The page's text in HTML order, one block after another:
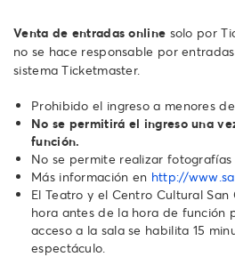
Venta de entradas online solo por
no se hace responsable por
sistema Ticketmaster.
Prohibido el ingreso a menores de
No se permitirá el ingreso una
función.
No se permite realizar
Más información en http://
El Teatro y el Centro Cultural San
hora antes de la hora de función
acceso a la sala se habilita 15
espectáculo.